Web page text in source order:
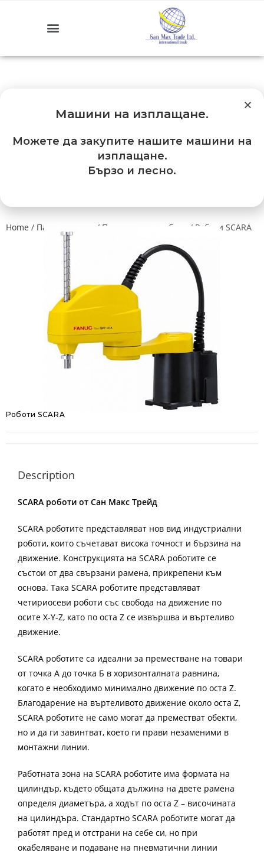
Home / Палетизатори / Промишлени роботи / Роботи SCARA
Роботи SCARA
Description
SCARA роботи от Сан Макс Трейд
SCARA роботите представляват нов вид индустриални
роботи, които съчетават висока точност и бързина на
движение. Конструкцията на SCARA роботите се
състои от два свързани рамена, прикрепени към
основа. Така SCARA роботите представляват
четириосеви роботи със свобода на движение по
осите X-Y-Z, като по оста Z се извършва и въртеливо
движение.
SCARA роботите са идеални за преместване на товари
от точка А до точка Б в хоризонталната равнина,
когато е необходимо минимално движение по оста Z.
Благодарение на въртеливото движение около оста Z,
SCARA роботите не само могат да преместват обекти,
но и да ги завинтват, което ги прави незаменими в
монтажни линии.
Работната зона на SCARA роботите има формата на
цилиндър, където общата дължина на двете рамена
определя диаметъра, а ходът по оста Z – височината
на цилиндъра. Стандартно SCARA роботите могат да
работят пред и отстрани на себе си, но при
окабеляване и подаване на пневматични линии
Машини на изплащане.
Можете да закупите нашите машини на
изплащане.
Бързо и лесно.